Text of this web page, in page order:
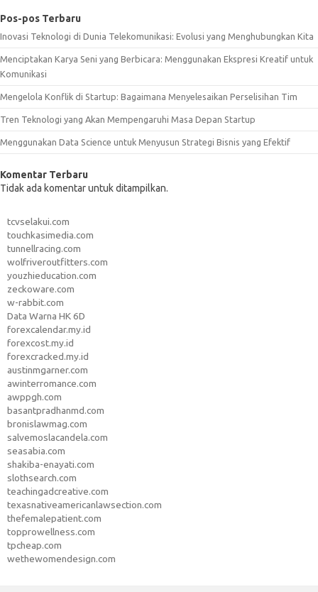
Pos-pos Terbaru
Inovasi Teknologi di Dunia Telekomunikasi: Evolusi yang Menghubungkan Kita
Menciptakan Karya Seni yang Berbicara: Menggunakan Ekspresi Kreatif untuk
Komunikasi
Mengelola Konflik di Startup: Bagaimana Menyelesaikan Perselisihan Tim
Tren Teknologi yang Akan Mempengaruhi Masa Depan Startup
Menggunakan Data Science untuk Menyusun Strategi Bisnis yang Efektif
Komentar Terbaru
Tidak ada komentar untuk ditampilkan.
tcvselakui.com
touchkasimedia.com
tunnellracing.com
wolfriveroutfitters.com
youzhieducation.com
zeckoware.com
w-rabbit.com
Data Warna HK 6D
forexcalendar.my.id
forexcost.my.id
forexcracked.my.id
austinmgarner.com
awinterromance.com
awppgh.com
basantpradhanmd.com
bronislawmag.com
salvemoslacandela.com
seasabia.com
shakiba-enayati.com
slothsearch.com
teachingadcreative.com
texasnativeamericanlawsection.com
thefemalepatient.com
topprowellness.com
tpcheap.com
wethewomendesign.com